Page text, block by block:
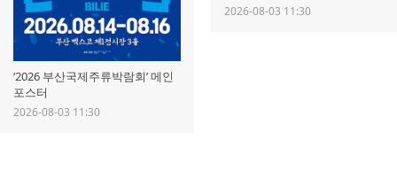
2026-08-03 11:30
‘2026 부산국제주류박람회’ 메인
포스터
2026-08-03 11:30